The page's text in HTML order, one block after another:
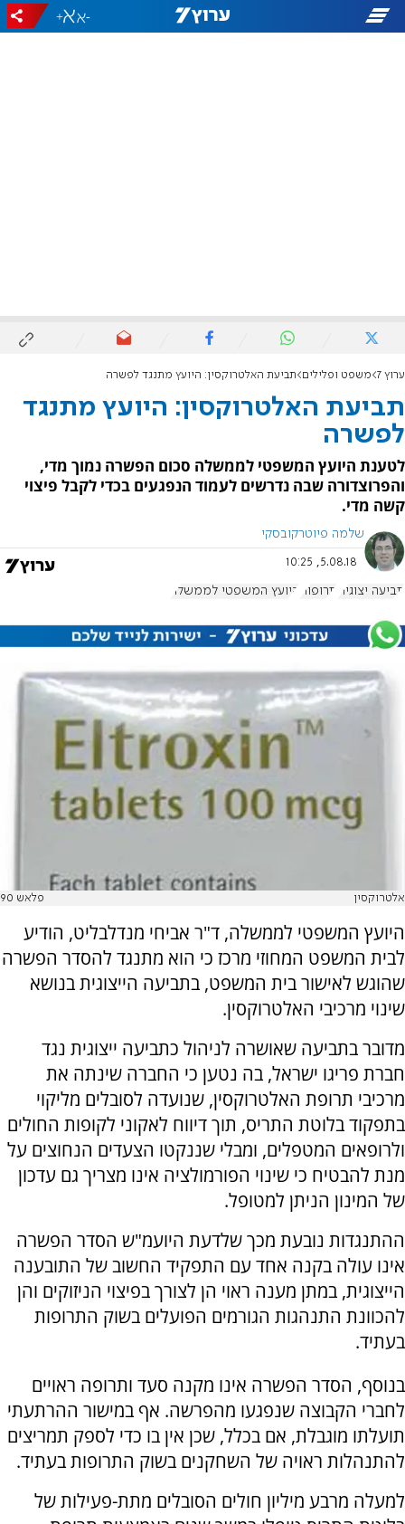
-
+
ערוץ 7 משפט ופלילים תביעת האלטרוקסין: היועץ מתנגד לפשרה
תביעת האלטרוקסין: היועץ מתנגד
לפשרה
לטענת היועץ המשפטי לממשלה סכום הפשרה נמוך מדי,
והפרוצדורה שבה נדרשים לעמוד הנפגעים בכדי לקבל פיצוי
קשה מדי.
שלמה פיוטרקובסקי
5.08.18, 10:25
תביעה יצוגית תרופות היועץ המשפטי לממשלה
אלטרוקסין פלאש 90
היועץ המשפטי לממשלה, ד"ר אביחי מנדלבליט, הודיע
לבית המשפט המחוזי מרכז כי הוא מתנגד להסדר הפשרה
שהוגש לאישור בית המשפט, בתביעה הייצוגית בנושא
שינוי מרכיבי האלטרוקסין.
מדובר בתביעה שאושרה לניהול כתביעה ייצוגית נגד
חברת פריגו ישראל, בה נטען כי החברה שינתה את
מרכיבי תרופת האלטרוקסין, שנועדה לסובלים מליקוי
בתפקוד בלוטת התריס, תוך דיווח לאקוני לקופות החולים
ולרופאים המטפלים, ומבלי שננקטו הצעדים הנחוצים על
מנת להבטיח כי שינוי הפורמולציה אינו מצריך גם עדכון
של המינון הניתן למטופל.
ההתנגדות נובעת מכך שלדעת היועמ"ש הסדר הפשרה
אינו עולה בקנה אחד עם התפקיד החשוב של התובענה
הייצוגית, במתן מענה ראוי הן לצורך בפיצוי הניזוקים והן
להכוונת התנהגות הגורמים הפועלים בשוק התרופות
בעתיד.
בנוסף, הסדר הפשרה אינו מקנה סעד ותרופה ראויים
לחברי הקבוצה שנפגעו מהפרשה. אף במישור ההרתעתי
תועלתו מוגבלת, אם בכלל, שכן אין בו כדי לספק תמריצים
להתנהלות ראויה של השחקנים בשוק התרופות בעתיד.
למעלה מרבע מיליון חולים הסובלים מתת-פעילות של